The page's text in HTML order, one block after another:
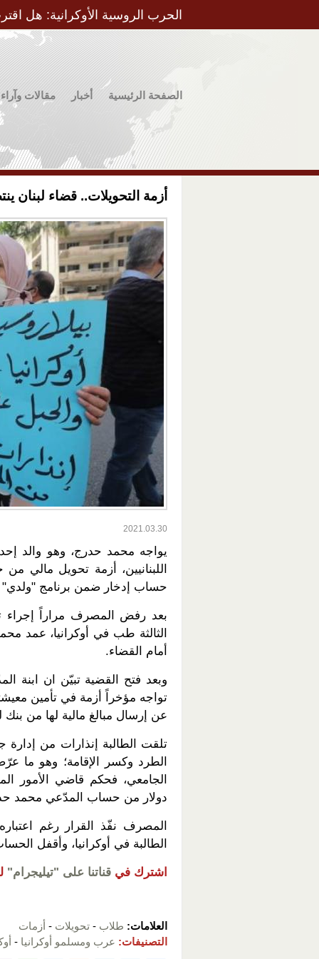
الحرب الروسية الأوكرانية: هل
الصفحة الرئيسية أخبار مقالات وآراء
أزمة التحويلات.. قضاء لبنان
2021.03.30
يواجه محمد حدرج، وهو والد
حساب إدخار ضمن برنامج "ولدي"
بعد رفض المصرف مراراً إجراء
الثالثة طب في أوكرانيا، عمد
أمام القضاء.
وبعد فتح القضية تبيّن ان ابنة
تواجه مؤخراً أزمة في تأمين
عن إرسال مبالغ مالية لها من بنك
تلقت الطالبة إنذارات من
الطرد وكسر الإقامة؛ وهو ما
دولار من حساب المدّعي محمد
المصرف نفّذ القرار رغم
الطالبة في أوكرانيا، وأقفل
اشترك في قناتنا على "تيليجرام"
العلامات: طلاب - تحويلات - أزمات
التصنيفات: عرب ومسلمو أوكرانيا -